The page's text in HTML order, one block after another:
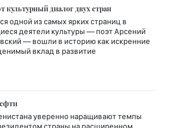
культурный диалог двух стран
одной из самых ярких страниц в
деятели культуры — поэт Арсений
— вошли в историю как искренние
вклад в развитие
уверенно наращивают темпы